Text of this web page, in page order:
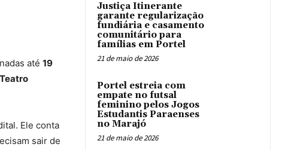
até 19
Teatro
Ele conta
sair de
Justiça Itinerante
garante regularização
fundiária e casamento
comunitário para
famílias em Portel
21 de maio de 2026
Portel estreia com
empate no futsal
feminino pelos Jogos
Estudantis Paraenses
no Marajó
21 de maio de 2026